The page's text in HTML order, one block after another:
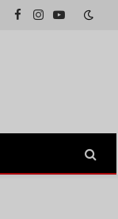
Facebook
InstagramYouTube